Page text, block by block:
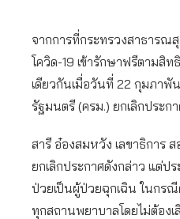
จากการที่กระทรวงสาธารณ
โควิด-19 เข้ารักษาฟรีตามสิ
เดียวกันเมื่อวันที่ 22 กุมภา
รัฐมนตรี (ครม.) ยกเลิกประ
สารี อ๋องสมหวัง เลขาธิการ
ยกเลิกประกาศดังกล่าว แต่ป
ป่วยเป็นผู้ป่วยฉุกเฉิน ในกรณี
ทุกสถานพยาบาลโดยไม่ต้อง